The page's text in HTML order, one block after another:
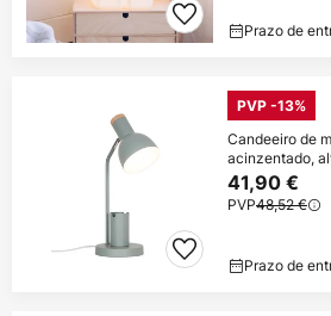
Prazo de
PVP -13%
Candeeiro de
acinzentado,
41,90 €
PVP48,52 €
Prazo de